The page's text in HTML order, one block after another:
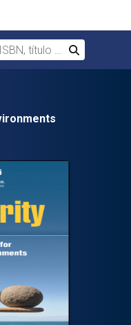
título o autor
Buscar